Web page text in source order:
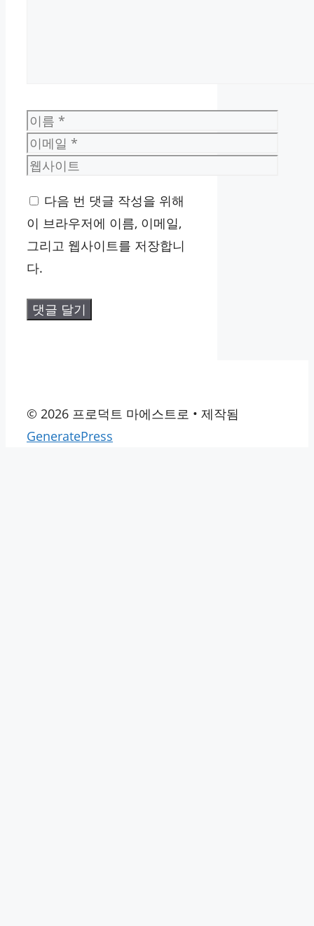
이
름
이
메
웹
이
트
다음 번 댓글 작성을 위해
이 브라우저에 이름, 이메일,
그리고 웹사이트를 저장합니
다.
© 2026 프로덕트 마에스트로 • 제작됨
GeneratePress